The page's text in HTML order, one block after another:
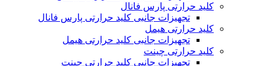
کلید حرارتی پارس فانال
تجهیزات جانبی کلید حرارتی پارس فانال
کلید حرارتی هیمل
تجهیزات جانبی کلید حرارتی هیمل
کلید حرارتی چینت
تجهیزات جانبی کلید حرارتی چینت